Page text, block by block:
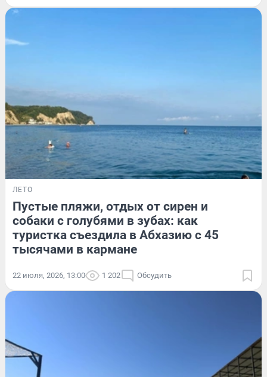
ЛЕТО
Пустые пляжи, отдых от сирен и
собаки с голубями в зубах: как
туристка съездила в Абхазию с 45
тысячами в кармане
22 июля, 2026, 13:00 1 202 Обсудить